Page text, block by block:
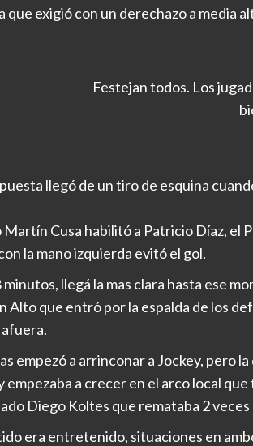
que exigió con un derechazo a media
Festejan todos. Los
llegó de un tiro de esquina
Martín Cusa habilitó a Patricio Díaz, el
la mano izquierda evitó el gol.
minutos, llegá la mas clara hasta ese
Alto que entró por la espalda de los
empezó a arrinconar a Jockey, pero
empezaba a crecer en el arco local
Diego Koltes que remataba 2 veces
era entretenido, situaciones en